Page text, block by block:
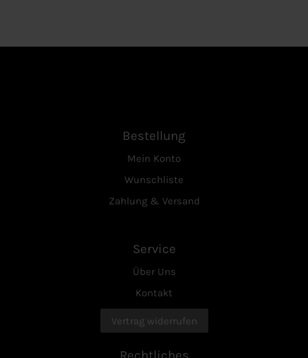
Bestellung
Mein Konto
Wunschliste
Zahlung & Versand
Service
Über Uns
Kontakt
Vertrag widerrufen